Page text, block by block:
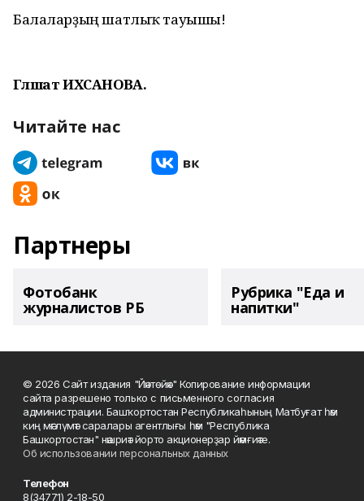
Балаларҙың шатлыҡ тауышы!
Гөлшат ИХСАНОВА.
Читайте нас
Партнеры
Фотобанк
журналистов РБ
Рубрика "Еда и
напитки"
© 2026 Сайт издания "Йәнтөйәк" Копирование информации
сайта разрешено только с письменного согласия
администрации. Башҡортостан Республикаһының Матбуғат һәм
киң мәғлүмәт саралары агентлығы һәм "Республика
Башкортостан" нәшриәт йорто акционерҙар йәмғиәте.
Об использовании персональных данных
Телефон
8(34771) 2-18-50